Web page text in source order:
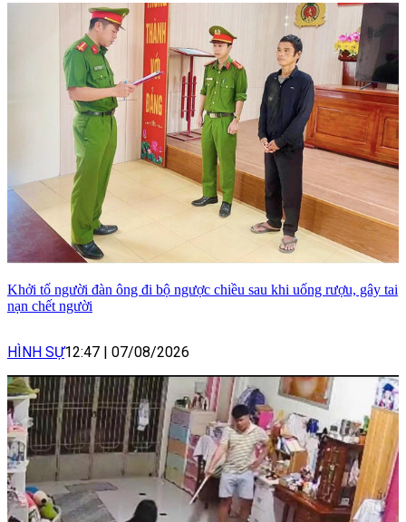
Khởi tố người đàn ông đi bộ ngược chiều sau khi uống rượu, gây tai
nạn chết người
HÌNH SỰ12:47 07/08/2026